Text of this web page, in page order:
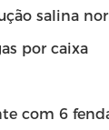
salina
por caixa
com 6